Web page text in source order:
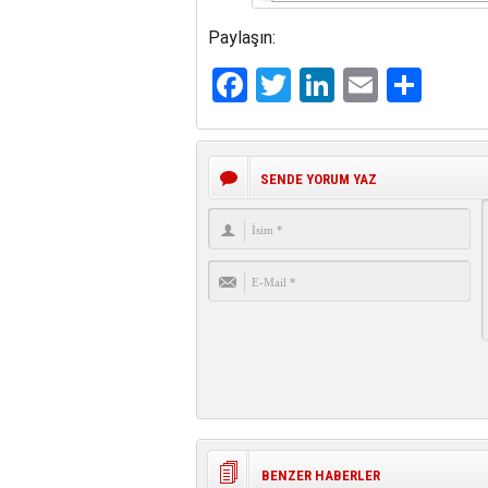
Paylaşın:
Facebook
Twitter
LinkedIn
Email
SENDE YORUM YAZ
BENZER HABERLER